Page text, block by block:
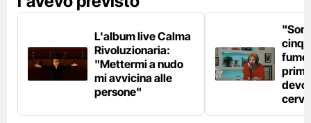
L'album live Calma
Rivoluzionaria:
"Mettermi a nudo
mi avvicina alle
persone"
fumo
devo